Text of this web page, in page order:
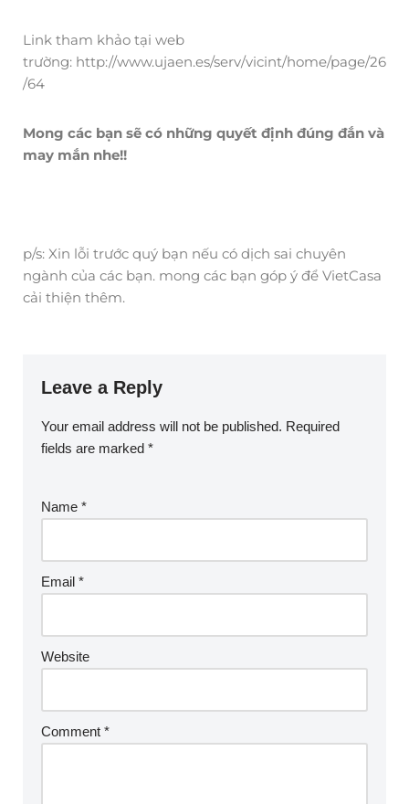
Link tham khảo tại web
trường: http://www.ujaen.es/serv/vicint/home/page/26
/64
Mong các bạn sẽ có những quyết định đúng đắn và
may mắn nhe!!
p/s: Xin lỗi trước quý bạn nếu có dịch sai chuyên
ngành của các bạn. mong các bạn góp ý để VietCasa
cải thiện thêm.
Leave a Reply
Your email address will not be published. Required
fields are marked *
Name *
Email *
Website
Comment *